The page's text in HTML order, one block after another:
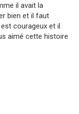
il avait la
bien et il faut
courageux et il
aimé cette histoire